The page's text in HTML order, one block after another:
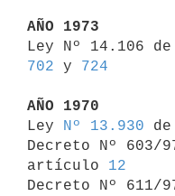
AÑO 1973
702 y 724
AÑO 1970
Ley
Nº 13.930
Decreto Nº 603/
artículo 12
Decreto Nº 611/